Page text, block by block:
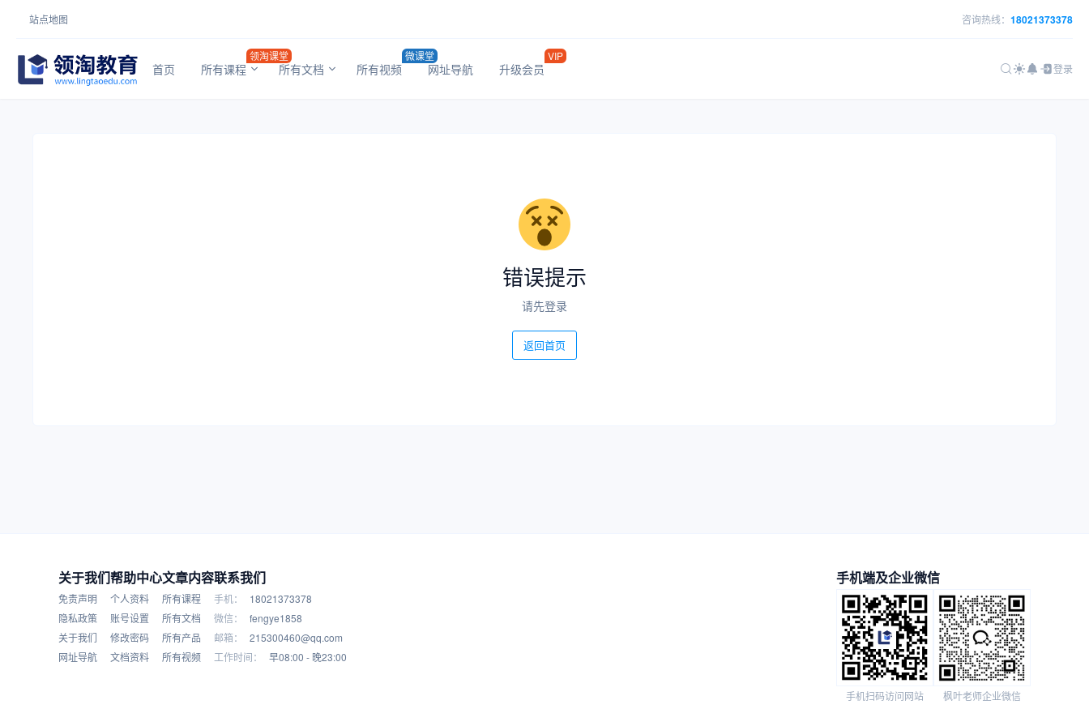
站点地图 咨询热线： 18021373378
首页 所有课程
领淘课堂
所有文档 所有视频
微课堂
网址导航 升级会员
VIP
登录
错误提示
请先登录
返回首页
关于我们
免责声明
隐私政策
关于我们
网址导航
帮助中心
个人资料
账号设置
修改密码
文档资料
文章内容
所有课程
所有文档
所有产品
所有视频
联系我们
手机：
18021373378
微信：
fengye1858
邮箱：
215300460@qq.com
工作时间：
早08:00 - 晚23:00
手机端及企业微信
手机扫码访问网站 枫叶老师企业微信